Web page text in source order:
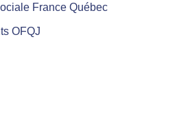
France Québec
OFQJ